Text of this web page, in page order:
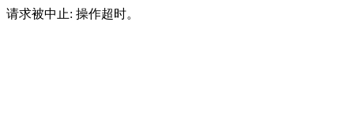
请求被中止: 操作超时。